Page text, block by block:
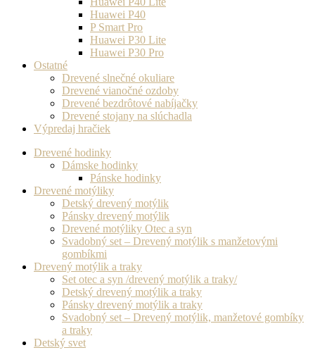
Huawei P40
P Smart Pro
Huawei P30 Lite
Huawei P30 Pro
Ostatné
Drevené slnečné okuliare
Drevené vianočné ozdoby
Drevené bezdrôtové nabíjačky
Drevené stojany na slúchadla
Výpredaj hračiek
Drevené hodinky
Dámske hodinky
Pánske hodinky
Drevené motýliky
Detský drevený motýlik
Pánsky drevený motýlik
Drevené motýliky Otec a syn
Svadobný set – Drevený motýlik s manžetovými
gombíkmi
Drevený motýlik a traky
Set otec a syn /drevený motýlik a traky/
Detský drevený motýlik a traky
Pánsky drevený motýlik a traky
Svadobný set – Drevený motýlik, manžetové gombíky
a traky
Detský svet